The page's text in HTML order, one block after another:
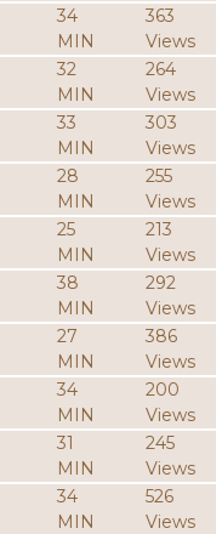
34
MIN
363
Views
32
MIN
264
Views
33
MIN
303
Views
28
MIN
255
Views
25
MIN
213
Views
38
MIN
292
Views
27
MIN
386
Views
34
MIN
200
Views
31
MIN
245
Views
34
MIN
526
Views